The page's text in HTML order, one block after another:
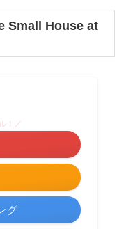
Small House at
！／
グ